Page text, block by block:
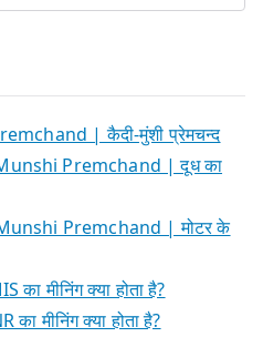
| कैदी-मुंशी प्रेमचन्द
Premchand | दूध का
Premchand | मोटर के
मीनिंग क्या होता है?
मीनिंग क्या होता है?